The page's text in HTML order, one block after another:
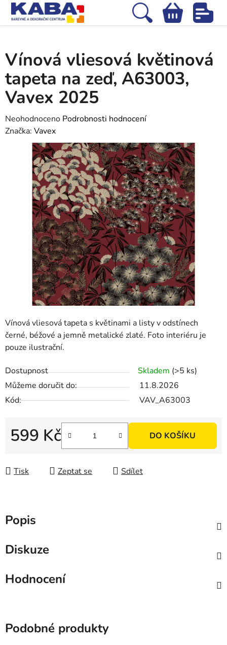
Přejít
obsah
Hledat
NÁKUPNÍ
Vínová vliesová tapeta s květinami a listy v odstínech
černé, béžové a jemně metalické zlaté. Foto interiéru je
pouze ilustrační.
Dostupnost Skladem (>5 ks)
Můžeme doručit do:
11.8.2026
Kód:
VAV_A63003
599 Kč DO KOŠÍKU
Tisk Zeptat se Sdílet
Vínová vliesová květinová
tapeta na zeď, A63003,
Vavex 2025
Průměrné
hodnocení
produktu
hvězdiček.
Neohodnoceno Podrobnosti hodnocení
Značka: Vavex
Popis
Diskuze
Hodnocení
Podobné produkty